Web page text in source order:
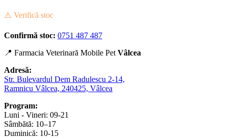
⚠️ Verifică stoc
Confirmă stoc: 0751 487 487
📍 Farmacia Veterinară Mobile Pet Vâlcea
Adresă:
Str. Bulevardul Dem Radulescu 2-14,
Ramnicu Vâlcea, 240425, Vâlcea
Program:
Luni - Vineri: 09-21
Sâmbătă: 10–17
Duminică: 10-15